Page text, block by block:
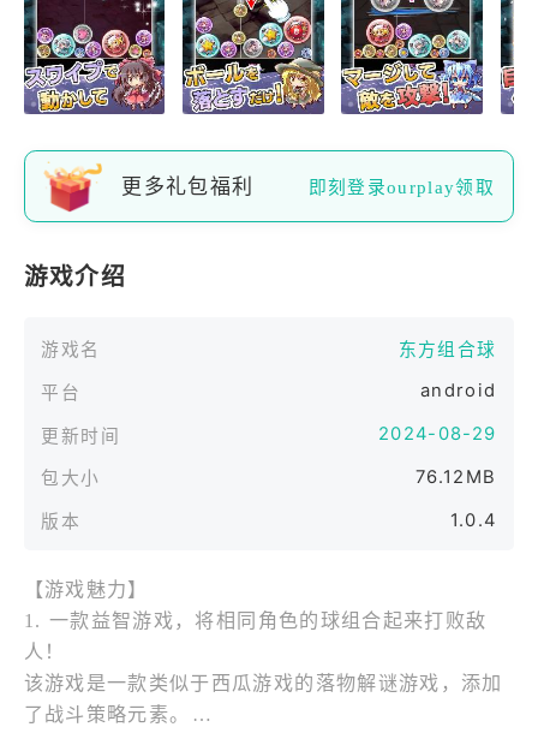
更多礼包福利 即刻登录ourplay领取
游戏介绍
游戏名
东方组合球
平台
android
更新时间 2024-08-29
包大小 76.12MB
版本 1.0.4
【游戏魅力】
1. 一款益智游戏，将相同角色的球组合起来打败敌
人！
该游戏是一款类似于西瓜游戏的落物解谜游戏，添加
了战斗策略元素。